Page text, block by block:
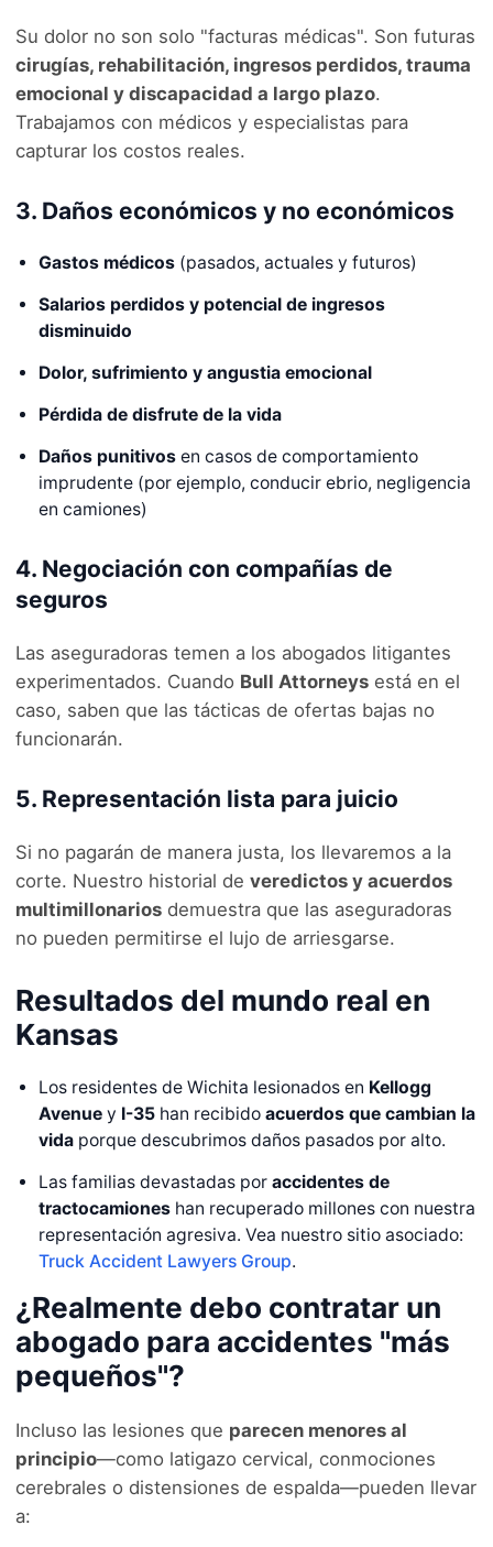
Su dolor no son solo "facturas médicas". Son futuras
cirugías, rehabilitación, ingresos perdidos, trauma
emocional y discapacidad a largo plazo.
Trabajamos con médicos y especialistas para
capturar los costos reales.
3. Daños económicos y no económicos
Gastos médicos (pasados, actuales y futuros)
Salarios perdidos y potencial de ingresos
disminuido
Dolor, sufrimiento y angustia emocional
Pérdida de disfrute de la vida
Daños punitivos en casos de comportamiento
imprudente (por ejemplo, conducir ebrio, negligencia
en camiones)
4. Negociación con compañías de
seguros
Las aseguradoras temen a los abogados litigantes
experimentados. Cuando Bull Attorneys está en el
caso, saben que las tácticas de ofertas bajas no
funcionarán.
5. Representación lista para juicio
Si no pagarán de manera justa, los llevaremos a la
corte. Nuestro historial de veredictos y acuerdos
multimillonarios demuestra que las aseguradoras
no pueden permitirse el lujo de arriesgarse.
Resultados del mundo real en
Kansas
Los residentes de Wichita lesionados en Kellogg
Avenue y I-35 han recibido acuerdos que cambian la
vida porque descubrimos daños pasados por alto.
Las familias devastadas por accidentes de
tractocamiones han recuperado millones con nuestra
representación agresiva. Vea nuestro sitio asociado:
Truck Accident Lawyers Group.
¿Realmente debo contratar un
abogado para accidentes "más
pequeños"?
Incluso las lesiones que parecen menores al
principio—como latigazo cervical, conmociones
cerebrales o distensiones de espalda—pueden llevar
a: